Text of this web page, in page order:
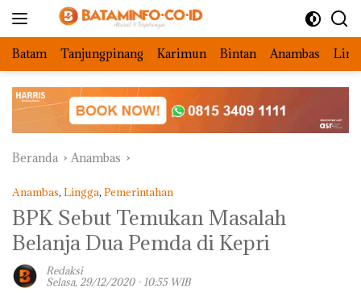
Batam Tanjungpinang Karimun Bintan Anambas
Beranda Anambas
Anambas, Lingga, Pemerintahan
BPK Sebut Temukan Masalah
Belanja Dua Pemda di Kepri
Redaksi
Selasa, 29/12/2020 - 10:55 WIB